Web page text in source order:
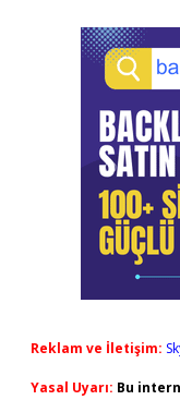
Reklam ve İletişim:
Yasal Uyarı: Bu